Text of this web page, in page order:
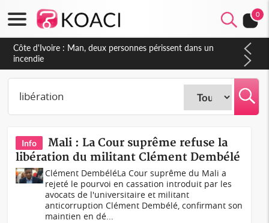
0
Côte d'Ivoire : Séileu, la célébration de la fête nationale
transformée en vaste campagne contre les produits
dépigmentants dangereux
Info
Mali : La Cour suprême refuse la
libération du militant Clément Dembélé
Clément DembéléLa Cour suprême du Mali a
rejeté le pourvoi en cassation introduit par les
avocats de l'universitaire et militant
anticorruption Clément Dembélé, confirmant son
maintien en dé...